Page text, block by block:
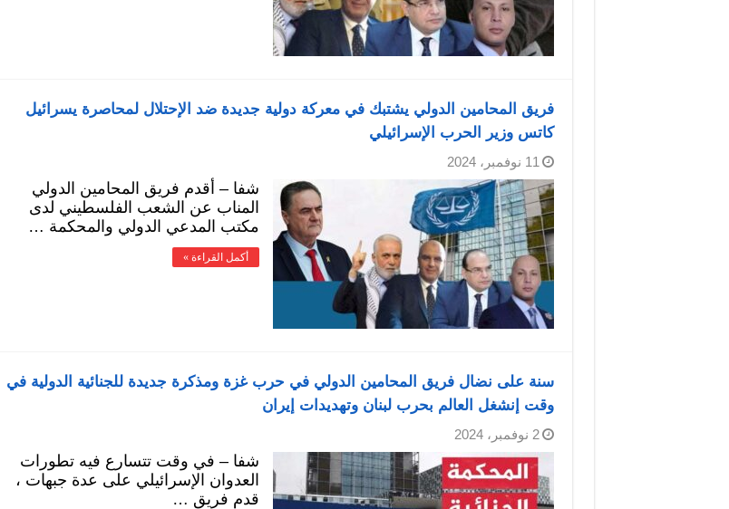
فريق المحامين الدولي يشتبك في معركة دولية جديدة ضد الإحتلال لمحاصرة يسرائيل
كاتس وزير الحرب الإسرائيلي
11 نوفمبر، 2024
شفا – أقدم فريق المحامين الدولي
المناب عن الشعب الفلسطيني لدى
مكتب المدعي الدولي والمحكمة …
أكمل القراءة »
سنة على نضال فريق المحامين الدولي في حرب غزة ومذكرة جديدة للجنائية الدولية في
وقت إنشغل العالم بحرب لبنان وتهديدات إيران
2 نوفمبر، 2024
شفا – في وقت تتسارع فيه تطورات
العدوان الإسرائيلي على عدة جبهات ،
قدم فريق …